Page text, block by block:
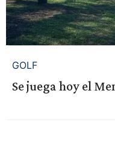
GOLF
Se juega hoy el